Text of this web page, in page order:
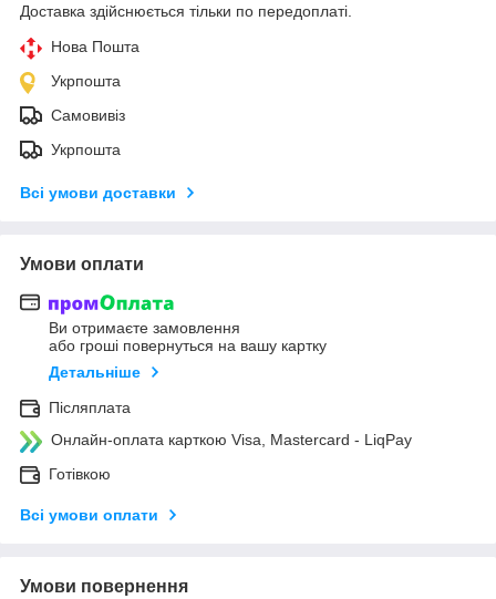
Доставка здійснюється тільки по передоплаті.
Нова Пошта
Укрпошта
Самовивіз
Укрпошта
Всі умови доставки
Умови оплати
Ви отримаєте замовлення
або гроші повернуться на вашу картку
Детальніше
Післяплата
Онлайн-оплата карткою Visa, Mastercard - LiqPay
Готівкою
Всі умови оплати
Умови повернення